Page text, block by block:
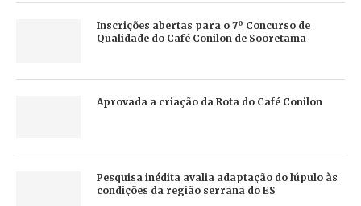
Inscrições abertas para o 7º Concurso de
Qualidade do Café Conilon de Sooretama
Aprovada a criação da Rota do Café Conilon
Pesquisa inédita avalia adaptação do lúpulo às
condições da região serrana do ES